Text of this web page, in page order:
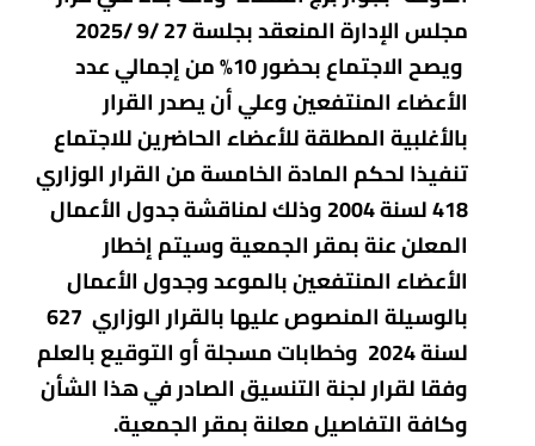
مجلس الإدارة
المنعقد بجلسة 27 /9 /2025
ويصح الاجتماع بحضور 10% من إجمالي عدد
الأعضاء المنتفعين وعلي أن يصدر القرار
بالأغلبية المطلقة للأعضاء الحاضرين للاجتماع
تنفيذا لحكم المادة الخامسة من القرار الوزاري
418 لسنة 2004 وذلك لمناقشة جدول الأعمال
المعلن عنة بمقر الجمعية وسيتم إخطار
الأعضاء المنتفعين بالموعد وجدول الأعمال
بالوسيلة المنصوص عليها بالقرار الوزاري 627
لسنة 2024 وخطابات مسجلة أو التوقيع بالعلم
وفقا لقرار لجنة التنسيق الصادر في هذا الشأن
وكافة التفاصيل معلنة بمقر الجمعية.